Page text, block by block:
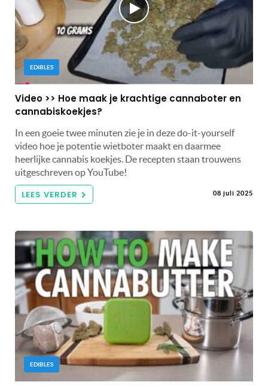
EDIBLES
Video >> Hoe maak je krachtige cannaboter en
cannabiskoekjes?
In een goeie twee minuten zie je in deze do-it-yourself
video hoe je potentie wietboter maakt en daarmee
heerlijke cannabis koekjes. De recepten staan trouwens
uitgeschreven op YouTube!
LEES VERDER 08 juli 2025
EDIBLES